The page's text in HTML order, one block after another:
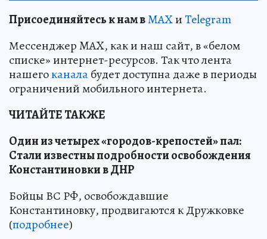
Присоединяйтесь к нам вMAXиTelegram
Мессенджер MAX, как и наш сайт, в «белом
списке» интернет-ресурсов. Так что лента
нашегоканалабудет доступна даже в периоды
ограничений мобильного интернета.
ЧИТАЙТЕ ТАКЖЕ
Один из четырех «городов-крепостей» пал:
Стали известны подробности освобождения
Константиновки в ДНР
Бойцы ВС РФ, освобождавшие
Константиновку, продвигаются к Дружковке
(подробнее)